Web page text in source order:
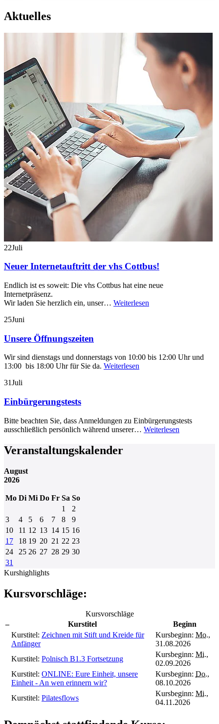
Aktuelles
22Juli
Neuer Internetauftritt der vhs Cottbus!
Endlich ist es soweit: Die vhs Cottbus hat eine neue
Internetpräsenz.
Wir laden Sie herzlich ein, unser… Weiterlesen
25Juni
Unsere Öffnungszeiten
Wir sind dienstags und donnerstags von 10:00 bis 12:00 Uhr und
13:00 bis 18:00 Uhr für Sie da. Weiterlesen
31Juli
Einbürgerungstests
Bitte beachten Sie, dass Anmeldungen zu Einbürgerungstests
ausschließlich persönlich während unserer… Weiterlesen
Veranstaltungskalender
August
2026
Mo Di Mi Do Fr Sa So
1
2
3
4 5 6 7 8
9
10
11 12 13 14 15 16
17
18 19 20 21 22 23
24
25 26 27 28 29 30
31
Kurshighlights
Kursvorschläge:
Kursvorschläge
–
Kurstitel
Beginn
Kurstitel: Zeichnen mit Stift und Kreide für
Anfänger
Kursbeginn: Mo.,
31.08.2026
Kurstitel: Polnisch B1.3 Fortsetzung
Kursbeginn: Mi.,
02.09.2026
Kurstitel: ONLINE: Eure Einheit, unsere
Einheit - An wen erinnern wir?
Kursbeginn: Do.,
08.10.2026
Kurstitel: Pilatesflows
Kursbeginn: Mi.,
04.11.2026